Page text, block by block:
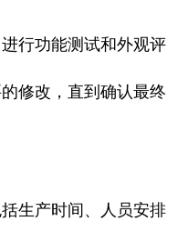
行功能测试和外观评
修改，直到确认最终
生产时间、人员安排